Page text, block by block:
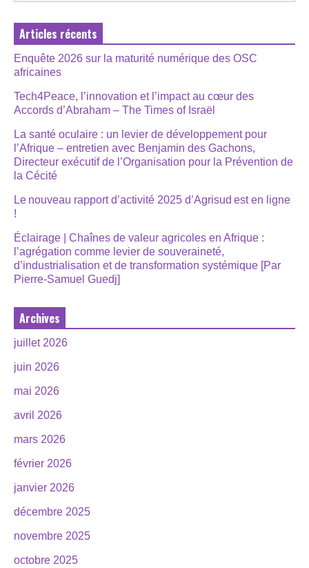
Articles récents
Enquête 2026 sur la maturité numérique des OSC
africaines
Tech4Peace, l’innovation et l’impact au cœur des
Accords d’Abraham – The Times of Israël
La santé oculaire : un levier de développement pour
l’Afrique – entretien avec Benjamin des Gachons,
Directeur exécutif de l’Organisation pour la Prévention de
la Cécité
Le nouveau rapport d’activité 2025 d’Agrisud est en ligne
!
Éclairage | Chaînes de valeur agricoles en Afrique :
l’agrégation comme levier de souveraineté,
d’industrialisation et de transformation systémique [Par
Pierre-Samuel Guedj]
Archives
juillet 2026
juin 2026
mai 2026
avril 2026
mars 2026
février 2026
janvier 2026
décembre 2025
novembre 2025
octobre 2025